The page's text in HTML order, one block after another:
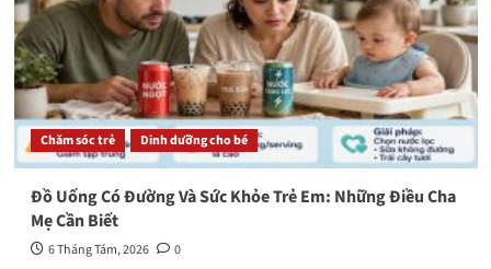
Chăm sóc trẻ Dinh dưỡng cho bé
Đồ Uống Có Đường Và Sức Khỏe Trẻ Em: Những Điều Cha
Mẹ Cần Biết
6 Tháng Tám, 2026 0